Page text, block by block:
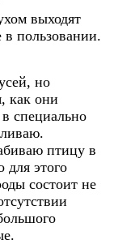
выходят
пользовании.
но
как они
специально
птицу в
для этого
состоит не